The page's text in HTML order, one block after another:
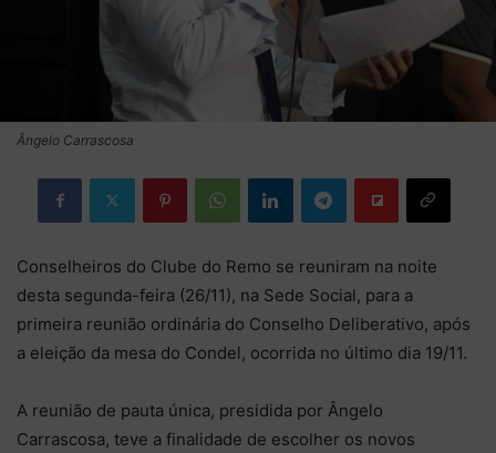
Ângelo Carrascosa
Conselheiros do Clube do Remo se reuniram na noite
desta segunda-feira (26/11), na Sede Social, para a
primeira reunião ordinária do Conselho Deliberativo, após
a eleição da mesa do Condel, ocorrida no último dia 19/11.
A reunião de pauta única, presidida por Ângelo
Carrascosa, teve a finalidade de escolher os novos